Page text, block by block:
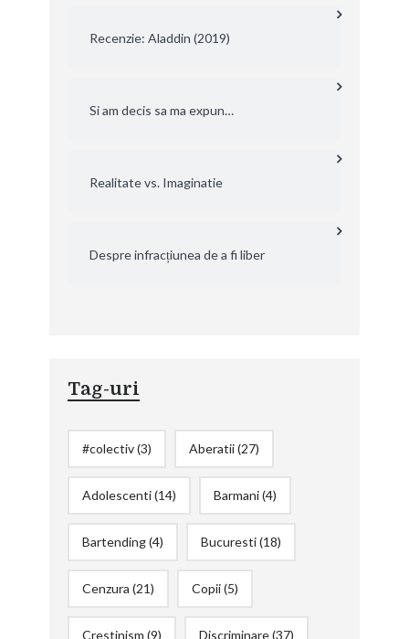
Recenzie: Aladdin (2019)
Si am decis sa ma expun…
Realitate vs. Imaginatie
Despre infracțiunea de a fi liber
Tag-uri
#colectiv(3) Aberatii(27)
Adolescenti(14) Barmani(4)
Bartending(4) Bucuresti(18)
Cenzura (21) Copii(5)
Crestinism (9) Discriminare(37)